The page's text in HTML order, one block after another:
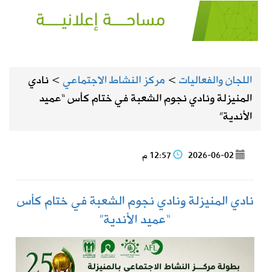
اللجان والفعاليات> مركز النشاط الاجتماعي> نادي
المنيزلة ونادي نجوم الشعبة في ختام كأس “عميد
الأندية”
2026-06-02
نادي المنيزلة ونادي نجوم الشعبة في ختام كأس
“عميد الأندية”